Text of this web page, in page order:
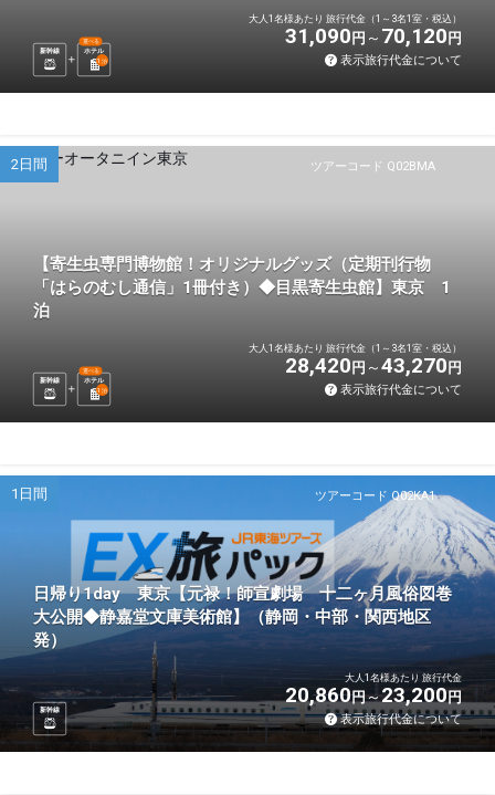
新幹線 ホテル
選べる
1 泊
大人1名様あたり 旅行代金（1～3名1室・税込）
31,090 円 70,120 円
表示旅行代金について
ツアーコード Q02BMA
2日間
【寄生虫専門博物館！オリジナルグッズ（定期刊行物
「はらのむし通信」1冊付き）◆目黒寄生虫館】東京 1
泊
新幹線 ホテル
選べる
1 泊
大人1名様あたり 旅行代金（1～3名1室・税込）
28,420 円 43,270 円
表示旅行代金について
ツアーコード Q02KA1
1日間
日帰り1day 東京【元禄！師宣劇場 十二ヶ月風俗図巻
大公開◆静嘉堂文庫美術館】（静岡・中部・関西地区
発）
新幹線
大人1名様あたり 旅行代金
20,860円 23,200円
表示旅行代金について